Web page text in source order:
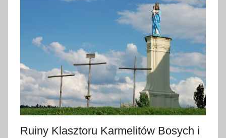
a
2
0
1
8
Ruiny Klasztoru Karmelitów Bosych i